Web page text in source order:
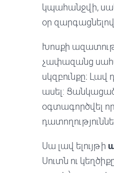
կպահանջվի,
օր
Խոսքի
չափազանց
սկզբունքը։
ասել: Ցանկացած
օգտագործվել
Սա լավ ելույթի
Սուտն ու